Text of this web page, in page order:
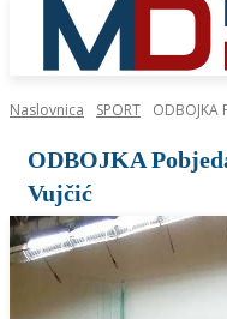
Naslovnica SPORT
ODBOJKA
Vujčić